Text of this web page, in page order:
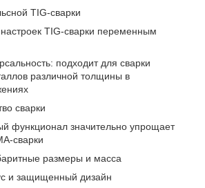
TIG-сварки
TIG-сварки переменным
подходит для сварки
различной толщины в
сварки
функционал значительно упрощает
сварки
размеры и масса
и защищенный дизайн